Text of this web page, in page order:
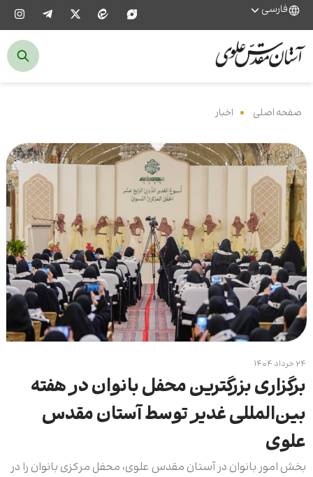
فارسی
صفحه اصلی اخبار
۲۴ خرداد ۱۴۰۴
برگزاری بزرگترین محفل بانوان در هفته
بین‌المللی غدیر توسط آستان مقدس
علوی
بخش امور بانوان در آستان مقدس علوی، محفل مرکزی بانوان را در